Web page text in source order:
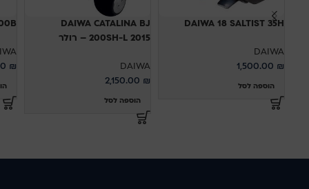
DAIWA 18 SALTIST 35H
DAIWA
1,500.00 ₪
הוספה לסל
DAIWA CATALINA BJ
200SH-L 2015 – רולר
DAIWA
2,150.00 ₪
הוספה לסל
₪